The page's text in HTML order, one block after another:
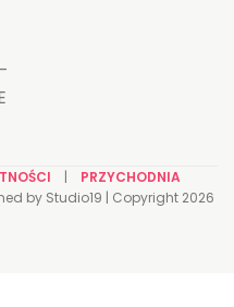
-
| PRZYCHODNIA
by Studio19 | Copyright 2026